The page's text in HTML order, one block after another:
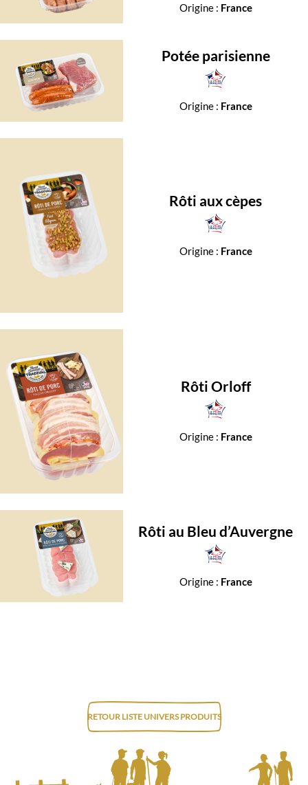
Origine : France
Potée parisienne
Origine : France
Rôti aux cèpes
Origine : France
Rôti Orloff
Origine : France
Rôti au Bleu d’Auvergne
Origine : France
RETOUR LISTE UNIVERS PRODUITS